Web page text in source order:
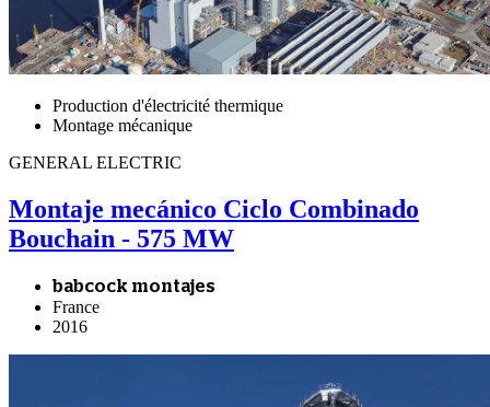
Production d'électricité thermique
Montage mécanique
GENERAL ELECTRIC
Montaje mecánico Ciclo Combinado
Bouchain - 575 MW
babcock montajes
France
2016